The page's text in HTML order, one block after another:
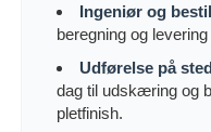
Ingeniør og
beregning og
Udførelse på
dag til udskæring og
pletfinish.